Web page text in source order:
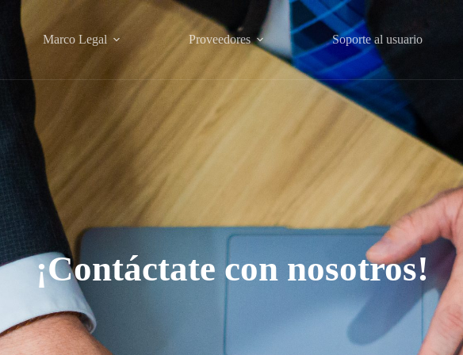
Marco Legal Proveedores Soporte al usuario
¡Contáctate con nosotros!